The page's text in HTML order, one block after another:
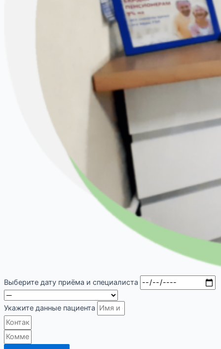
Выберите дату приёма и специалиста
Укажите данные пациента